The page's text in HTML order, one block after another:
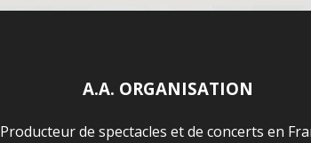
A.A. ORGANISATION
Producteur de spectacles et de concerts en